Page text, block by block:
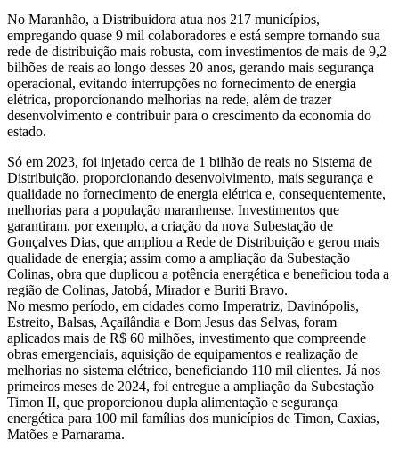
No Maranhão, a Distribuidora atua nos 217 municípios,
empregando quase 9 mil colaboradores e está sempre tornando sua
rede de distribuição mais robusta, com investimentos de mais de 9,2
bilhões de reais ao longo desses 20 anos, gerando mais segurança
operacional, evitando interrupções no fornecimento de energia
elétrica, proporcionando melhorias na rede, além de trazer
desenvolvimento e contribuir para o crescimento da economia do
estado.
Só em 2023, foi injetado cerca de 1 bilhão de reais no Sistema de
Distribuição, proporcionando desenvolvimento, mais segurança e
qualidade no fornecimento de energia elétrica e, consequentemente,
melhorias para a população maranhense. Investimentos que
garantiram, por exemplo, a criação da nova Subestação de
Gonçalves Dias, que ampliou a Rede de Distribuição e gerou mais
qualidade de energia; assim como a ampliação da Subestação
Colinas, obra que duplicou a potência energética e beneficiou toda a
região de Colinas, Jatobá, Mirador e Buriti Bravo.
No mesmo período, em cidades como Imperatriz, Davinópolis,
Estreito, Balsas, Açailândia e Bom Jesus das Selvas, foram
aplicados mais de R$ 60 milhões, investimento que compreende
obras emergenciais, aquisição de equipamentos e realização de
melhorias no sistema elétrico, beneficiando 110 mil clientes. Já nos
primeiros meses de 2024, foi entregue a ampliação da Subestação
Timon II, que proporcionou dupla alimentação e segurança
energética para 100 mil famílias dos municípios de Timon, Caxias,
Matões e Parnarama.